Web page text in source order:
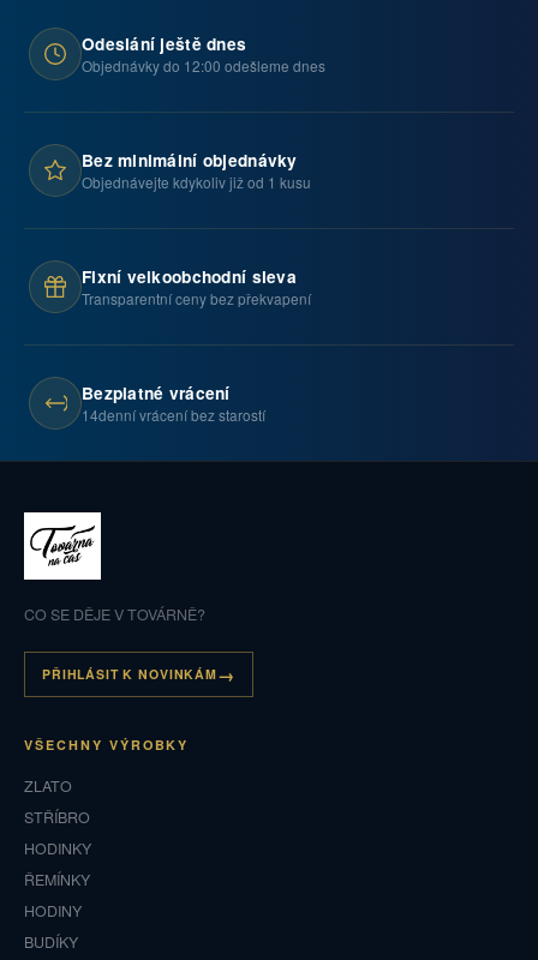
Odeslání ještě dnes
Objednávky do 12:00 odešleme dnes
Bez minimální objednávky
Objednávejte kdykoliv již od 1 kusu
Fixní velkoobchodní sleva
Transparentní ceny bez překvapení
Bezplatné vrácení
14denní vrácení bez starostí
CO SE DĚJE V TOVÁRNĚ?
PŘIHLÁSIT K NOVINKÁM
VŠECHNY VÝROBKY
ZLATO
STŘÍBRO
HODINKY
ŘEMÍNKY
HODINY
BUDÍKY